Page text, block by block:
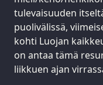
tulevaisuuden
puolivälissä,
kohti Luojan
on antaa tämä
liikkuen ajan